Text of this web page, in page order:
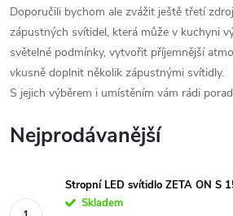
Doporučili bychom ale zvážit ještě třetí
zápustných svítidel, která může v kuchyni
světelné podmínky, vytvořit příjemnější
vkusně doplnit několik zápustnými svítidly.
S jejich výběrem i umístěním vám rádi
Nejprodávanější
Stropní LED svítidlo ZETA ON S
Skladem